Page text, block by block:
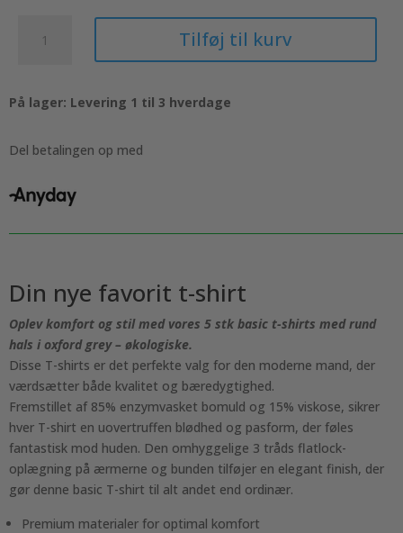
shirts
rund
i
Oxford
Grey
antal
Tilføj til kurv
På lager: Levering 1 til 3 hverdage
Del betalingen op med
Din nye favorit t-shirt
Oplev komfort og stil med vores 5 stk basic t-shirts med rund
hals i oxford grey – økologiske.
Disse T-shirts er det perfekte valg for den moderne mand, der
værdsætter både kvalitet og bæredygtighed.
Fremstillet af 85% enzymvasket bomuld og 15% viskose, sikrer
hver T-shirt en uovertruffen blødhed og pasform, der føles
fantastisk mod huden. Den omhyggelige 3 tråds flatlock-
oplægning på ærmerne og bunden tilføjer en elegant finish, der
gør denne basic T-shirt til alt andet end ordinær.
Premium materialer for optimal komfort